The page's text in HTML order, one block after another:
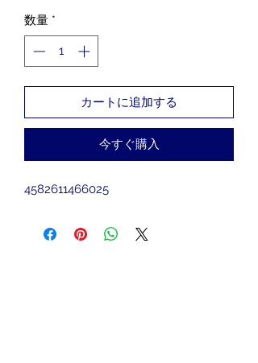
数量 *
カートに追加する
今すぐ購入
4582611466025